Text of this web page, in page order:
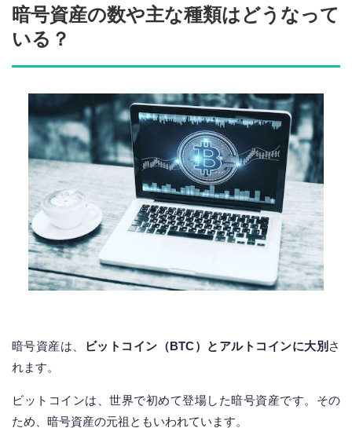
暗号資産の数や主な種類はどうなって
いる？
暗号資産は、 ビットコイン（BTC）とアルトコインに大別 さ
れます。
ビットコインは、世界で初めて登場した暗号資産です。その
ため、暗号資産の元祖ともいわれています。